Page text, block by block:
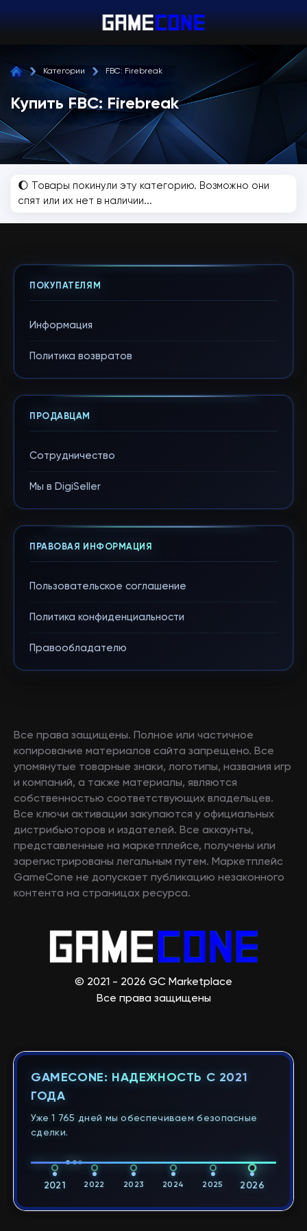
Категории FBC: Firebreak
Купить FBC: Firebreak
🌔 Товары покинули эту категорию. Возможно они
спят или их нет в наличии...
ПОКУПАТЕЛЯМ
Информация
Политика возвратов
ПРОДАВЦАМ
Сотрудничество
Мы в DigiSeller
ПРАВОВАЯ ИНФОРМАЦИЯ
Пользовательское соглашение
Политика конфиденциальности
Правообладателю
Все права защищены. Полное или частичное
копирование материалов сайта запрещено. Все
упомянутые товарные знаки, логотипы, названия игр
и компаний, а также материалы, являются
собственностью соответствующих владельцев.
Все ключи активации закупаются у официальных
дистрибьюторов и издателей. Все аккаунты,
представленные на маркетплейсе, получены или
зарегистрированы легальным путем. Маркетплейс
GameCone не допускает публикацию незаконного
контента на страницах ресурса.
© 2021 - 2026 GC Marketplace
Все права защищены
GAMECONE: НАДЕЖНОСТЬ С 2021
ГОДА
Уже 1 765 дней мы обеспечиваем безопасные
сделки.
2021 2022 2023 2024 2025 2026